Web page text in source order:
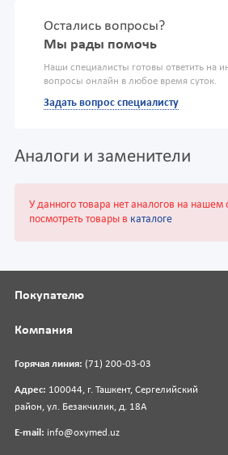
Остались вопросы?
Мы рады помочь
Наши специалисты готовы ответить на
вопросы онлайн в любое время суток.
Задать вопрос специалисту
Аналоги и заменители
У данного товара нет аналогов на
посмотреть товары в каталоге
Горячая линия: (71) 200-03-03
Адрес: 100044, г. Ташкент, Сергелийский
район, ул. Безакчилик, д. 18А
E-mail: info@oxymed.uz
Покупателю
Компания